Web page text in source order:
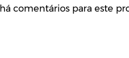
comentários para este